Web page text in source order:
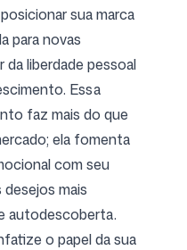
sua marca
para novas
liberdade pessoal
Essa
faz mais do que
ela fomenta
com seu
mais
autodescoberta.
o papel da sua